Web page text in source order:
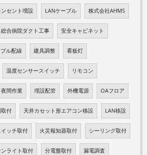
ンセント増設 LANケーブル 株式会社AHMS
総合病院ダクト工事 安全キャビネット
ル配線 建具調整 看板灯
温度センサースイッチ リモコン
夜間作業 埋設配管 外機電源 OAフロア
取付 天井カセット形エアコン移設 LAN移設
イッチ取付 火災報知器取付 シーリング取付
ンライト取付 分電盤取付 漏電調査